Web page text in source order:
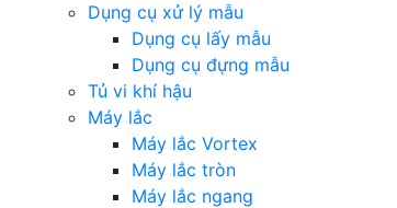
Dụng cụ xử lý mẫu
Dụng cụ lấy mẫu
Dụng cụ đựng mẫu
Tủ vi khí hậu
Máy lắc
Máy lắc Vortex
Máy lắc tròn
Máy lắc ngang